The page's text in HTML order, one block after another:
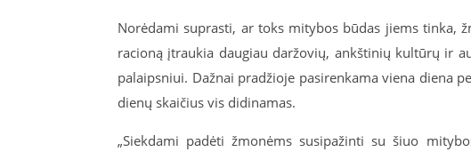
Norėdami suprasti, ar toks mitybos būdas jiems tinka,
racioną įtraukia daugiau daržovių, ankštinių kultūrų ir
palaipsniui. Dažnai pradžioje pasirenkama viena diena
dienų skaičius vis didinamas.
„Siekdami padėti žmonėms susipažinti su šiuo